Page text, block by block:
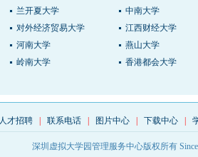
兰开夏大学
中南大学
对外经济贸易大学
江西财经大学
河南大学
燕山大学
岭南大学
香港都会大学
人才招聘 | 联系电话 | 图片中心 | 下载中心 |
深圳虚拟大学园管理服务中心版权所有